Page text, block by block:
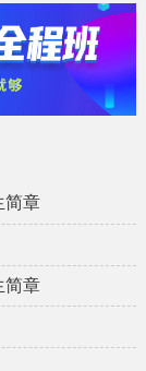
简章
简章